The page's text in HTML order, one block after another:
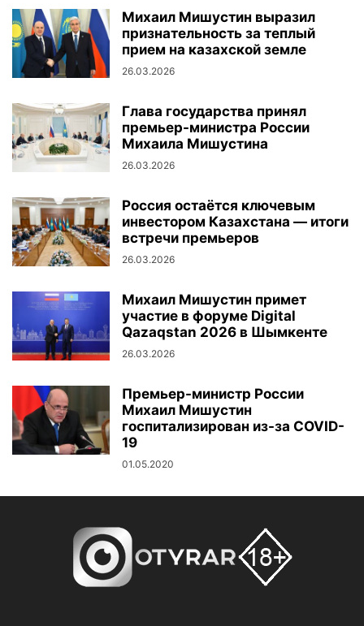
Михаил Мишустин выразил
признательность за теплый
прием на казахской земле
26.03.2026
Глава государства принял
премьер-министра России
Михаила Мишустина
26.03.2026
Россия остаётся ключевым
инвестором Казахстана — итоги
встречи премьеров
26.03.2026
Михаил Мишустин примет
участие в форуме Digital
Qazaqstan 2026 в Шымкенте
26.03.2026
Премьер-министр России
Михаил Мишустин
госпитализирован из-за COVID-
19
01.05.2020